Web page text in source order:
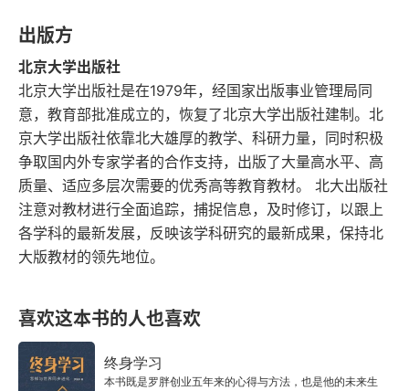
十三 陆象山、王阳明
第二部分 西洋哲学史
一 塞理斯（Thales）
二 亚诺芝曼德（Anaximander）
三 毕达哥拉斯（Pythagoras，约纪元前580年—前
500年）
470年）
五 芝诺分尼（Xenophanes，约纪元前570年—前
480年）
出版方
北京大学出版社
北京大学出版社是在1979年，经国家出版事业管理局同
意，教育部批准成立的，恢复了北京大学出版社建制。北
京大学出版社依靠北大雄厚的教学、科研力量，同时积极
争取国内外专家学者的合作支持，出版了大量高水平、高
质量、适应多层次需要的优秀高等教育教材。 北大出版社
注意对教材进行全面追踪，捕捉信息，及时修订，以跟上
各学科的最新发展，反映该学科研究的最新成果，保持北
大版教材的领先地位。
喜欢这本书的人也喜欢
终身学习
本书既是罗胖创业五年来的心得与方法，也是他的未来生